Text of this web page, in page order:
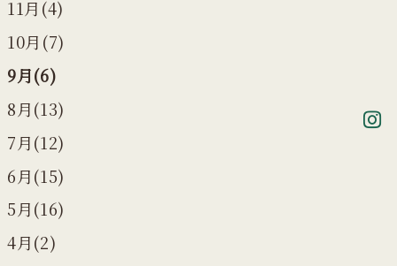
11月(4)
10月(7)
9月(6)
8月(13)
7月(12)
6月(15)
5月(16)
4月(2)